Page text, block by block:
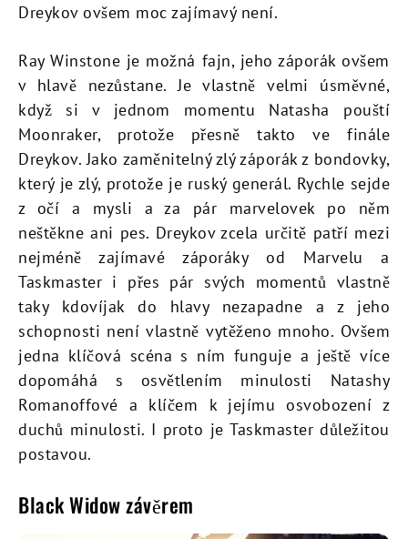
Dreykov ovšem moc zajímavý není.
Ray Winstone je možná fajn, jeho záporák ovšem
v hlavě nezůstane. Je vlastně velmi úsměvné,
když si v jednom momentu Natasha pouští
Moonraker, protože přesně takto ve finále
Dreykov. Jako zaměnitelný zlý záporák z bondovky,
který je zlý, protože je ruský generál. Rychle sejde
z očí a mysli a za pár marvelovek po něm
neštěkne ani pes. Dreykov zcela určitě patří mezi
nejméně zajímavé záporáky od Marvelu a
Taskmaster i přes pár svých momentů vlastně
taky kdovíjak do hlavy nezapadne a z jeho
schopnosti není vlastně vytěženo mnoho. Ovšem
jedna klíčová scéna s ním funguje a ještě více
dopomáhá s osvětlením minulosti Natashy
Romanoffové a klíčem k jejímu osvobození z
duchů minulosti. I proto je Taskmaster důležitou
postavou.
Black Widow závěrem